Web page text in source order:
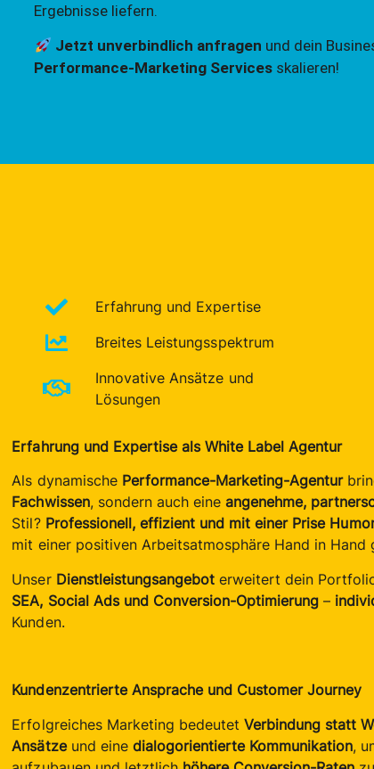
Ergebnisse liefern.
Jetzt unverbindlich anfragen und dein
Performance-Marketing Services skalieren!
Erfahrung und Expertise
Breites Leistungsspektrum
Innovative Ansätze und
Lösungen
Erfahrung und Expertise als White Label Agentur
Als dynamische Performance-Marketing-Agentur
Fachwissen, sondern auch eineangenehme,
Stil? Professionell, effizient und mit einer Prise
mit einer positiven Arbeitsatmosphäre Hand in Hand
Unser Dienstleistungsangebot erweitert dein
SEA, Social Ads und Conversion-Optimierung –
Kunden.
Kundenzentrierte Ansprache und Customer Journey
Erfolgreiches Marketing bedeutetVerbindung statt
Ansätzeund eine dialogorientierte Kommunikation,